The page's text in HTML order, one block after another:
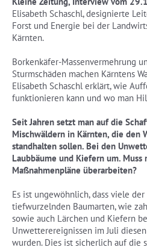
Elisabeth Schaschl, designierte
Forst und Energie bei der
Kärnten.
Borkenkäfer-Massenvermehrung
Sturmschäden machen Kärntens
Elisabeth Schaschl erklärt, wie
funktionieren kann und wo man
Seit Jahren setzt man auf die
Mischwäldern in Kärnten, die den
standhalten sollen. Bei den
Laubbäume und Kiefern um. Muss
Maßnahmenpläne überarbeiten?
Es ist ungewöhnlich, dass viele
tiefwurzelnden Baumarten, wie
sowie auch Lärchen und Kiefern
Unwetterereignissen im Juli
wurden. Dies ist sicherlich auf die